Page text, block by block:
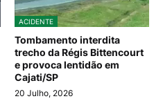
ACIDENTE
Tombamento interdita
trecho da Régis Bittencourt
e provoca lentidão em
Cajati/SP
20 Julho, 2026